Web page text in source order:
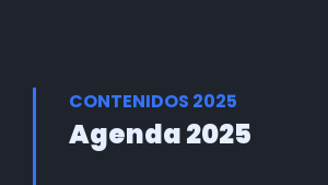
Información Comercial
Formulario de Contacto
CONTENIDOS 2025
Agenda 2025